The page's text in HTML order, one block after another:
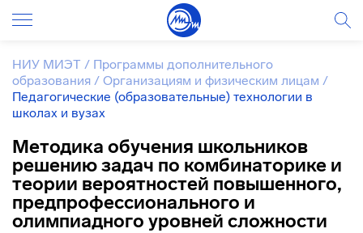
НИУ МИЭТ / Программы дополнительного
образования / Организациям и физическим лицам /
Педагогические (образовательные) технологии в
школах и вузах
Методика обучения школьников
решению задач по комбинаторике и
теории вероятностей повышенного,
предпрофессионального и
олимпиадного уровней сложности